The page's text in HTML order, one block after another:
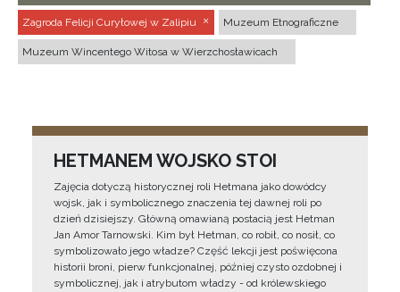
Zagroda Felicji Curyłowej w Zalipiu Muzeum Etnograficzne
Muzeum Wincentego Witosa w Wierzchosławicach
HETMANEM WOJSKO STOI
Zajęcia dotyczą historycznej roli Hetmana jako dowódcy
wojsk, jak i symbolicznego znaczenia tej dawnej roli po
dzień dzisiejszy. Główną omawianą postacią jest Hetman
Jan Amor Tarnowski. Kim był Hetman, co robił, co nosił, co
symbolizowało jego władze? Część lekcji jest poświęcona
historii broni, pierw funkcjonalnej, później czysto ozdobnej i
symbolicznej, jak i atrybutom władzy - od królewskiego